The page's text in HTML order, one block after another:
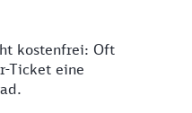
kostenfrei: Oft
Ticket eine